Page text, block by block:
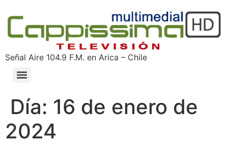
contenido
Señal Aire 104.9 F.M. en Arica – Chile
Día: 16 de enero de
2024